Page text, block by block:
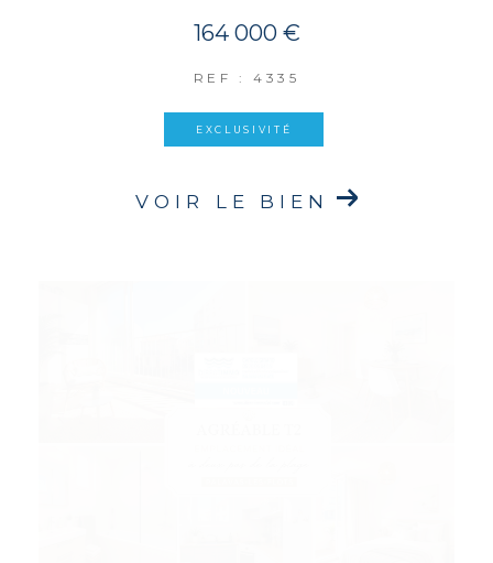
164 000 €
REF : 4335
EXCLUSIVITÉ
VOIR LE BIEN